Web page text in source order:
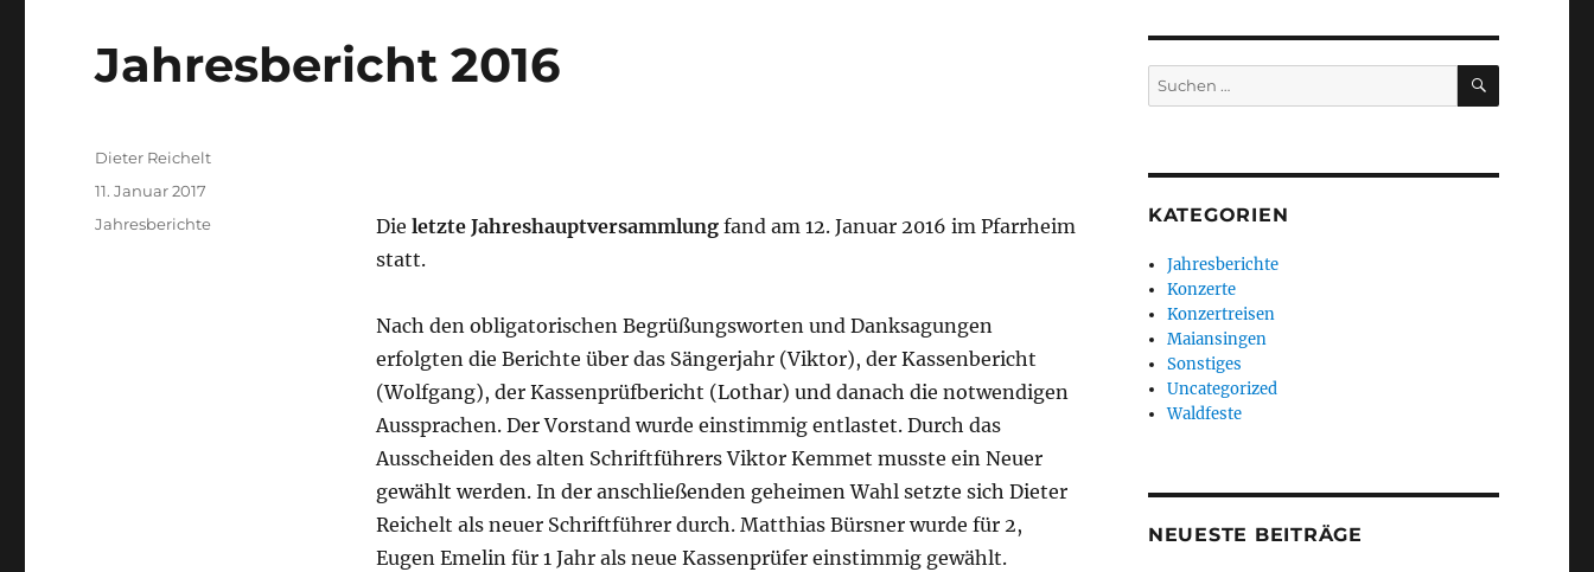
Jahresbericht 2016
Die letzte Jahreshauptversammlungfand am 12. Januar 2016 im Pfarrheim
statt.
Nach den obligatorischen Begrüßungsworten und Danksagungen
erfolgten die Berichte über das Sängerjahr (Viktor), der Kassenbericht
(Wolfgang), der Kassenprüfbericht (Lothar) und danach die notwendigen
Aussprachen. Der Vorstand wurde einstimmig entlastet. Durch das
Ausscheiden des alten Schriftführers Viktor Kemmet musste ein Neuer
gewählt werden. In der anschließenden geheimen Wahl setzte sich Dieter
Reichelt als neuer Schriftführer durch. Matthias Bürsner wurde für 2,
Eugen Emelin für 1 Jahr als neue Kassenprüfer einstimmig gewählt.
Autor
Dieter Reichelt
Veröffentlicht
am
11. Januar 2017
Kategorien
Jahresberichte
Suchen
nach:
SUCHEN
KATEGORIEN
Jahresberichte
Konzerte
Konzertreisen
Maiansingen
Sonstiges
Uncategorized
Waldfeste
NEUESTE BEITRÄGE